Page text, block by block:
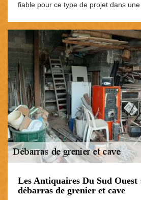
fiable pour ce type de projet dans
Les Antiquaires Du Sud Ouest
débarras de grenier et cave